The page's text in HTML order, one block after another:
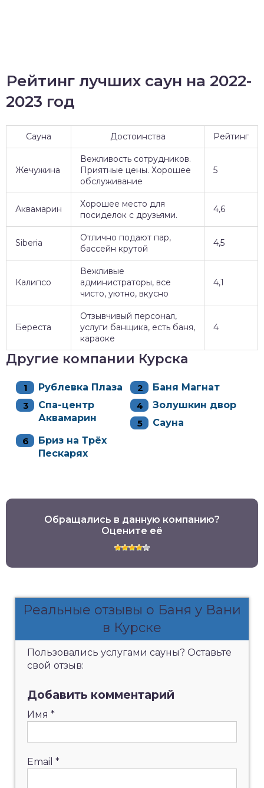
Рейтинг лучших саун на 2022-
2023 год
Сауна Достоинства Рейтинг
Жечужина
Вежливость сотрудников.
Приятные цены. Хорошее
обслуживание
5
Аквамарин
Хорошее место для
посиделок с друзьями.
4,6
Siberia
Отлично подают пар,
бассейн крутой
4,5
Калипсо
Вежливые
администраторы, все
чисто, уютно, вкусно
4,1
Береста
Отзывчивый персонал,
услуги банщика, есть баня,
караоке
4
Другие компании Курска
Рублевка Плаза
Баня Магнат
Спа-центр
Аквамарин
Золушкин двор
Сауна
Бриз на Трёх
Пескарях
Обращались в данную компанию?
Оцените её
Реальные отзывы о Баня у Вани
в Курске
Пользовались услугами сауны? Оставьте
свой отзыв:
Добавить комментарий
Имя *
Email *